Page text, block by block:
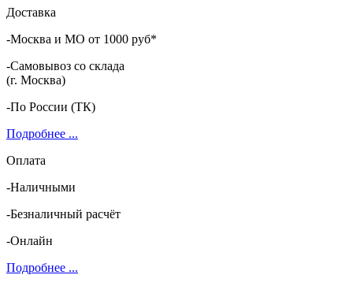
Доставка
-Москва и МО от 1000 руб*
-Самовывоз со склада
(г. Москва)
-По России (ТК)
Подробнее ...
Оплата
-Наличными
-Безналичный расчёт
-Онлайн
Подробнее ...